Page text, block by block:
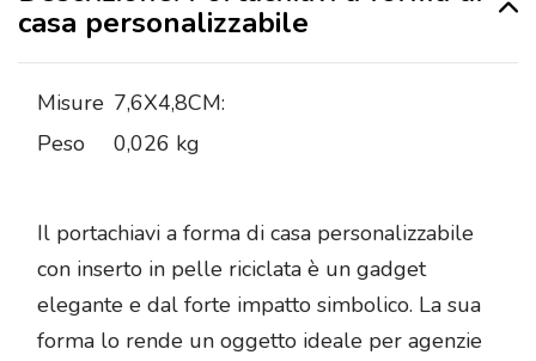
casa personalizzabile
Misure 7,6X4,8CM:
Peso
0,026 kg
Il portachiavi a forma di casa personalizzabile
con inserto in pelle riciclata è un gadget
elegante e dal forte impatto simbolico. La sua
forma lo rende un oggetto ideale per agenzie